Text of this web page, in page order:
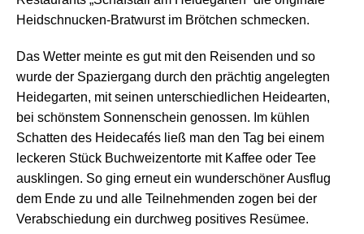
Heidschnucken-Bratwurst im Brötchen schmecken.
Das Wetter meinte es gut mit den Reisenden und so
wurde der Spaziergang durch den prächtig angelegten
Heidegarten, mit seinen unterschiedlichen Heidearten,
bei schönstem Sonnenschein genossen. Im kühlen
Schatten des Heidecafés ließ man den Tag bei einem
leckeren Stück Buchweizentorte mit Kaffee oder Tee
ausklingen. So ging erneut ein wunderschöner Ausflug
dem Ende zu und alle Teilnehmenden zogen bei der
Verabschiedung ein durchweg positives Resümee.